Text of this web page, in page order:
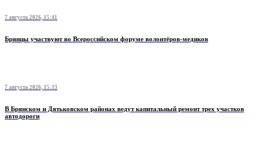
7 августа 2026, 15:41
Брянцы участвуют во Всероссийском форуме волонтёров-медиков
7 августа 2026, 15:33
В Брянском и Дятьковском районах ведут капитальный ремонт трех участков
автодороги